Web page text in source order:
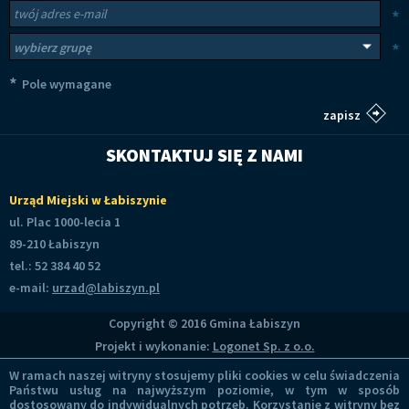
Newsletter
*
*
* Pole wymagane
SKONTAKTUJ SIĘ Z NAMI
Urząd Miejski w Łabiszynie
ul. Plac 1000-lecia 1
89-210 Łabiszyn
tel.: 52 384 40 52
e-mail: urzad@labiszyn.pl
Copyright © 2016 Gmina Łabiszyn
Projekt i wykonanie: Logonet Sp. z o.o.
W ramach naszej witryny stosujemy pliki cookies w celu świadczenia
Państwu usług na najwyższym poziomie, w tym w sposób
dostosowany do indywidualnych potrzeb. Korzystanie z witryny bez